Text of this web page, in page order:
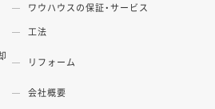
ワウハウスの保証・サービス
工法
リフォーム
会社概要